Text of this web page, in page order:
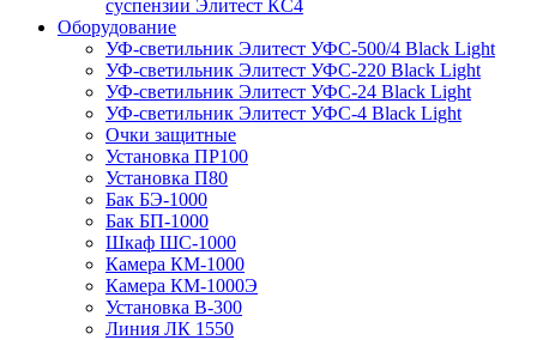
суспензии Элитест КС4
Оборудование
УФ-светильник Элитест УФС-500/4 Black Light
УФ-светильник Элитест УФС-220 Black Light
УФ-светильник Элитест УФС-24 Black Light
УФ-светильник Элитест УФС-4 Black Light
Очки защитные
Установка ПР100
Установка П80
Бак БЭ-1000
Бак БП-1000
Шкаф ШС-1000
Камера КМ-1000
Камера КМ-1000Э
Установка В-300
Линия ЛК 1550